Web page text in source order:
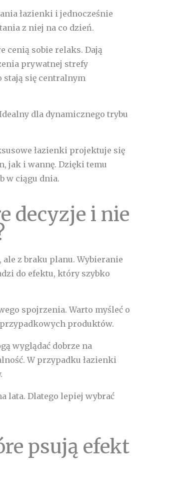
łazienki i jednocześnie
z niej na co dzień.
cenią sobie relaks. Dają
prywatnej strefy
stają się centralnym
dla dynamicznego trybu
łazienki projektuje się
jak i wannę. Dzięki temu
w ciągu dnia.
decyzje i nie
z braku planu. Wybieranie
do efektu, który szybko
spojrzenia. Warto myśleć o
produktów.
wyglądać dobrze na
W przypadku łazienki
lata. Dlatego lepiej wybrać
psują efekt